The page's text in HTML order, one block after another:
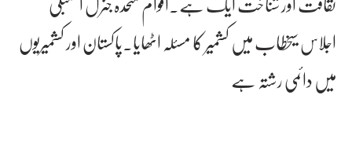
اجلاس سیخطاب میں کشمیر کا مسئلہ اٹھایا۔پاکستان اور کشمیریوں
میں دائمی رشتہ ہے